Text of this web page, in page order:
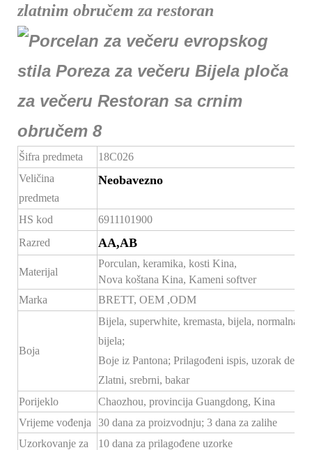
zlatnim obručem za restoran
Šifra predmeta
18C026
Veličina
predmeta
Neobavezno
HS kod
6911101900
Razred
AA,AB
Materijal
Porculan, keramika, kosti Kina,
Nova koštana Kina, Kameni softver
Marka
BRETT, OEM ,ODM
Boja
Bijela, superwhite, kremasta, bijela, normalna
bijela;
Boje iz Pantona; Prilagođeni ispis, uzorak
Zlatni, srebrni, bakar
Porijeklo
Chaozhou, provincija Guangdong, Kina
Vrijeme vođenja
30 dana za proizvodnju; 3 dana za zalihe
Uzorkovanje za
10 dana za prilagođene uzorke